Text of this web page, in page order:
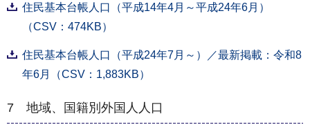
住民基本台帳人口（平成14年4月～平成24年6月）
（CSV：474KB）
住民基本台帳人口（平成24年7月～）／最新掲載：令和8
年6月（CSV：1,883KB）
7 地域、国籍別外国人人口